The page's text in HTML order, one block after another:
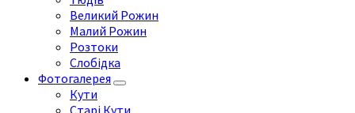
Великий Рожин
Малий Рожин
Розтоки
Слобідка
Фотогалерея
Кути
Старі Кути